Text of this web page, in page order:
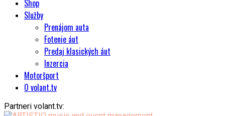
Shop
Služby
Prenájom auta
Fotenie áut
Predaj klasických áut
Inzercia
Motoršport
O volant.tv
Partneri volant.tv: